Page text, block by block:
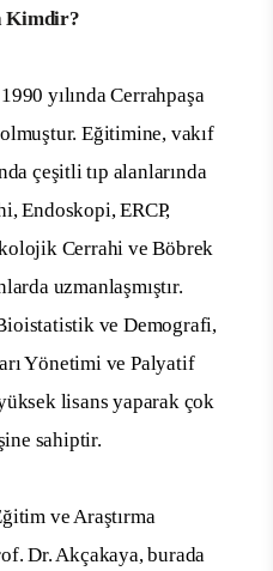
Kimdir?
yılında Cerrahpaşa
Eğitimine, vakıf
çeşitli tıp alanlarında
Endoskopi, ERCP,
Cerrahi ve Böbrek
uzmanlaşmıştır.
ve Demografi,
Yönetimi ve Palyatif
lisans yaparak çok
sahiptir.
ve Araştırma
Dr. Akçakaya, burada